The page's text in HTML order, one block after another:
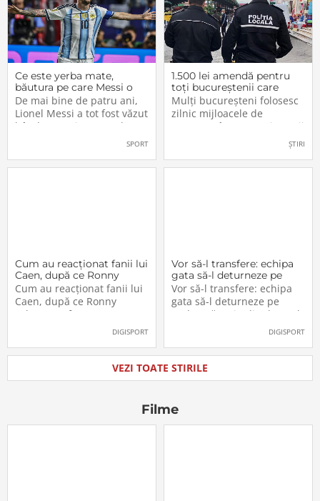
Ce este yerba mate,
băutura pe care Messi o
bea înainte de meciurile
din Campionatul Mondial
2026
De mai bine de patru ani,
Lionel Messi a tot fost văzut
bând un ceai extrem de
popular în Argentina. Este
plantă tradițională sud-
SPORT
1.500 lei amendă pentru
toți bucureștenii care
refuză să facă acest lucru
acum, în 2026.
Mulți bucureșteni folosesc
zilnic mijloacele de
transport în comun, iar unii
dintre ei călătoresc adesea
cu autobuzul sau tramvaiul
fără a plăti un bilet. Iar în
ȘTIRI
Cum au reacționat fanii lui
Caen, după ce Ronny
Labonne a fost prezentat
oficial la FCSB
Cum au reacționat fanii lui
Caen, după ce Ronny
Labonne a fost prezentat
DIGISPORT
Vor să-l transfere: echipa
gata să-l deturneze pe
Radu Drăgușin din drumul
către Juventus!
Vor să-l transfere: echipa
gata să-l deturneze pe
Radu Drăgușin din drumul
DIGISPORT
VEZI TOATE STIRILE
Filme